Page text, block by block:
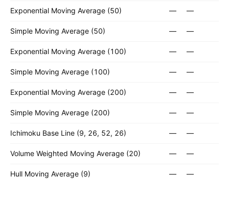
Exponential Moving Average (50) — —
Simple Moving Average (50) — —
Exponential Moving Average (100) — —
Simple Moving Average (100) — —
Exponential Moving Average (200) — —
Simple Moving Average (200) — —
Ichimoku Base Line (9, 26, 52, 26) — —
Volume Weighted Moving Average (20) — —
Hull Moving Average (9) — —